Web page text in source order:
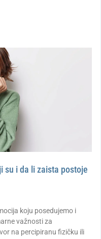
su i da li zaista postoje
koju posedujemo i
važnosti za
na percipiranu fizičku ili